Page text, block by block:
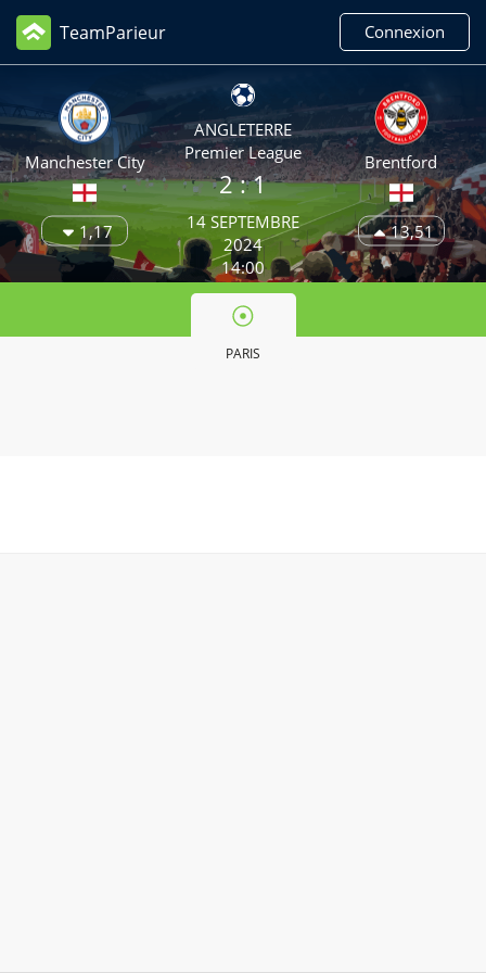
TeamParieur Connexion
Manchester City
1,17
ANGLETERRE
Premier League
2: 1
14 SEPTEMBRE
2024
14:00
Brentford
13,51
PARIS